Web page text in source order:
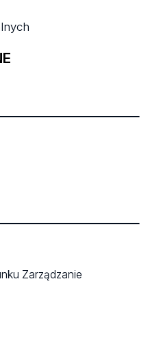
Zarządzanie